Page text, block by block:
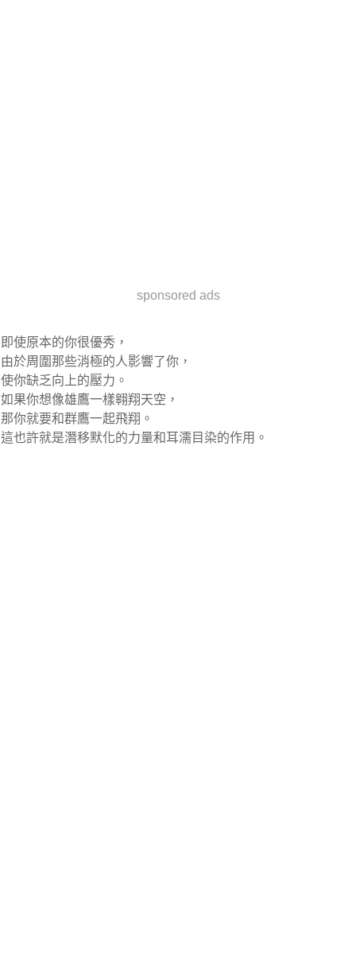
sponsored ads
即使原本的你很優秀，
由於周圍那些消極的人影響了你，
使你缺乏向上的壓力。
如果你想像雄鷹一樣翱翔天空，
那你就要和群鷹一起飛翔。
這也許就是潛移默化的力量和耳濡目染的作用。